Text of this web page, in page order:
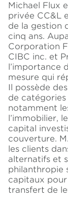
Michael Flux
privée CC&L
de la gestion
cinq ans.
Corporation
CIBC inc. et
l’importance
mesure qui
Il possède
de catégories
notamment
l’immobilier,
capital
couverture.
les clients
alternatifs et
philanthropie
capitaux
transfert de